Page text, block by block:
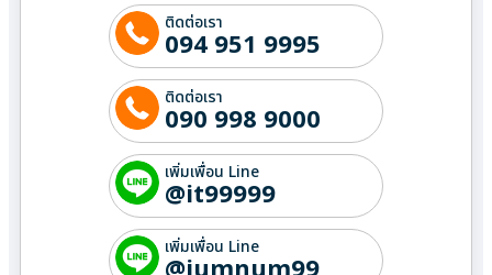
ติดต่อเรา
094 951 9995
ติดต่อเรา
090 998 9000
เพิ่มเพื่อน Line
@it99999
เพิ่มเพื่อน Line